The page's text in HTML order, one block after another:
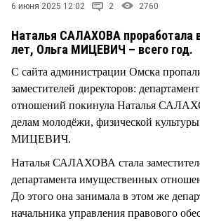
6 июня 2025 12:02 2 2760
Наталья САЛАХОВА проработала
лет, Ольга МИЦЕВИЧ – всего год.
С сайта администрации Омска
заместителей директоров:
отношений покинула Наталья
делам молодёжи, физической
МИЦЕВИЧ.
Наталья САЛАХОВА стала
департамента имущественных
До этого она занимала в этом же
начальника управления правового